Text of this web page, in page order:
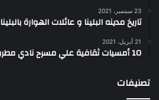
23 سبتمبر، 2021
تاريخ مدينه البلينا و عائلات الهوارة بالبلينا
21 أبريل، 2021
10 أمسيات ثقافية علي مسرح نادي مطروح الإجتماعي في رمضان
تصنيفات